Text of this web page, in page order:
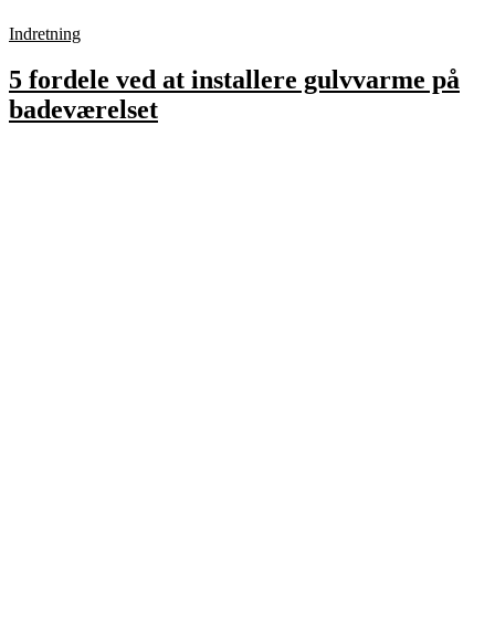
Indretning
5 fordele ved at installere gulvvarme på
badeværelset